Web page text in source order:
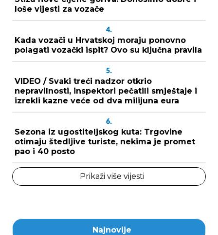
loše vijesti za vozače
4.
Kada vozači u Hrvatskoj moraju ponovno
polagati vozački ispit? Ovo su ključna pravila
5.
VIDEO / Svaki treći nadzor otkrio
nepravilnosti, inspektori pečatili smještaje i
izrekli kazne veće od dva milijuna eura
6.
Sezona iz ugostiteljskog kuta: Trgovine
otimaju štedljive turiste, nekima je promet
pao i 40 posto
Prikaži više vijesti
Najnovije